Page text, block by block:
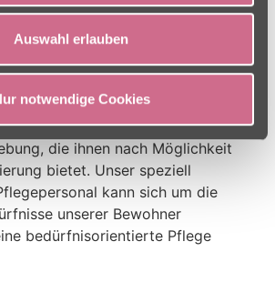
Auswahl erlauben
notwendige Cookies
Menschen haben trotz ihrer
weiterhin den starken Wunsch
Pflegeeinrichtungen finden
erkrankten Bewohner eine
die ihnen nach Möglichkeit
bietet. Unser speziell
kann sich um die
unserer Bewohner
bedürfnisorientierte Pflege